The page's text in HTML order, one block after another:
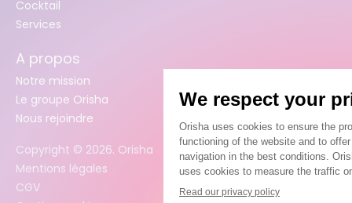
Cocktail
Services
A propos
Notre mission
Le groupe Orisha
Nous rejoindre
Copyright © 2026. Orisha
Mentions légales
CGV